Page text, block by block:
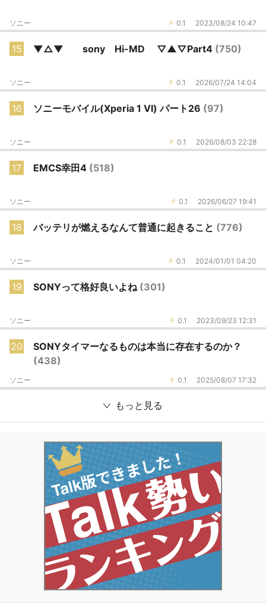
0.1 2023/08/24 10:47
ソニー
15 ▼△▼ sony Hi-MD ▽▲▽Part4 (750)
0.1 2026/07/24 14:04
ソニー
16 ソニーモバイル(Xperia 1 VI) パート26 (97)
0.1 2026/08/03 22:28
ソニー
17 EMCS幸田4 (518)
0.1 2026/06/27 19:41
ソニー
18 バッテリが燃えるなんて普通に起きること (776)
0.1 2024/01/01 04:20
ソニー
19 SONYって格好良いよね (301)
0.1 2023/09/23 12:31
ソニー
20
SONYタイマーなるものは本当に存在するのか？
(438)
0.1 2025/08/07 17:32
ソニー
もっと見る